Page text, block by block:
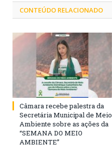
CONTEÚDO RELACIONADO
Câmara recebe palestra da
Secretária Municipal de Meio
Ambiente sobre as ações da
“SEMANA DO MEIO
AMBIENTE”